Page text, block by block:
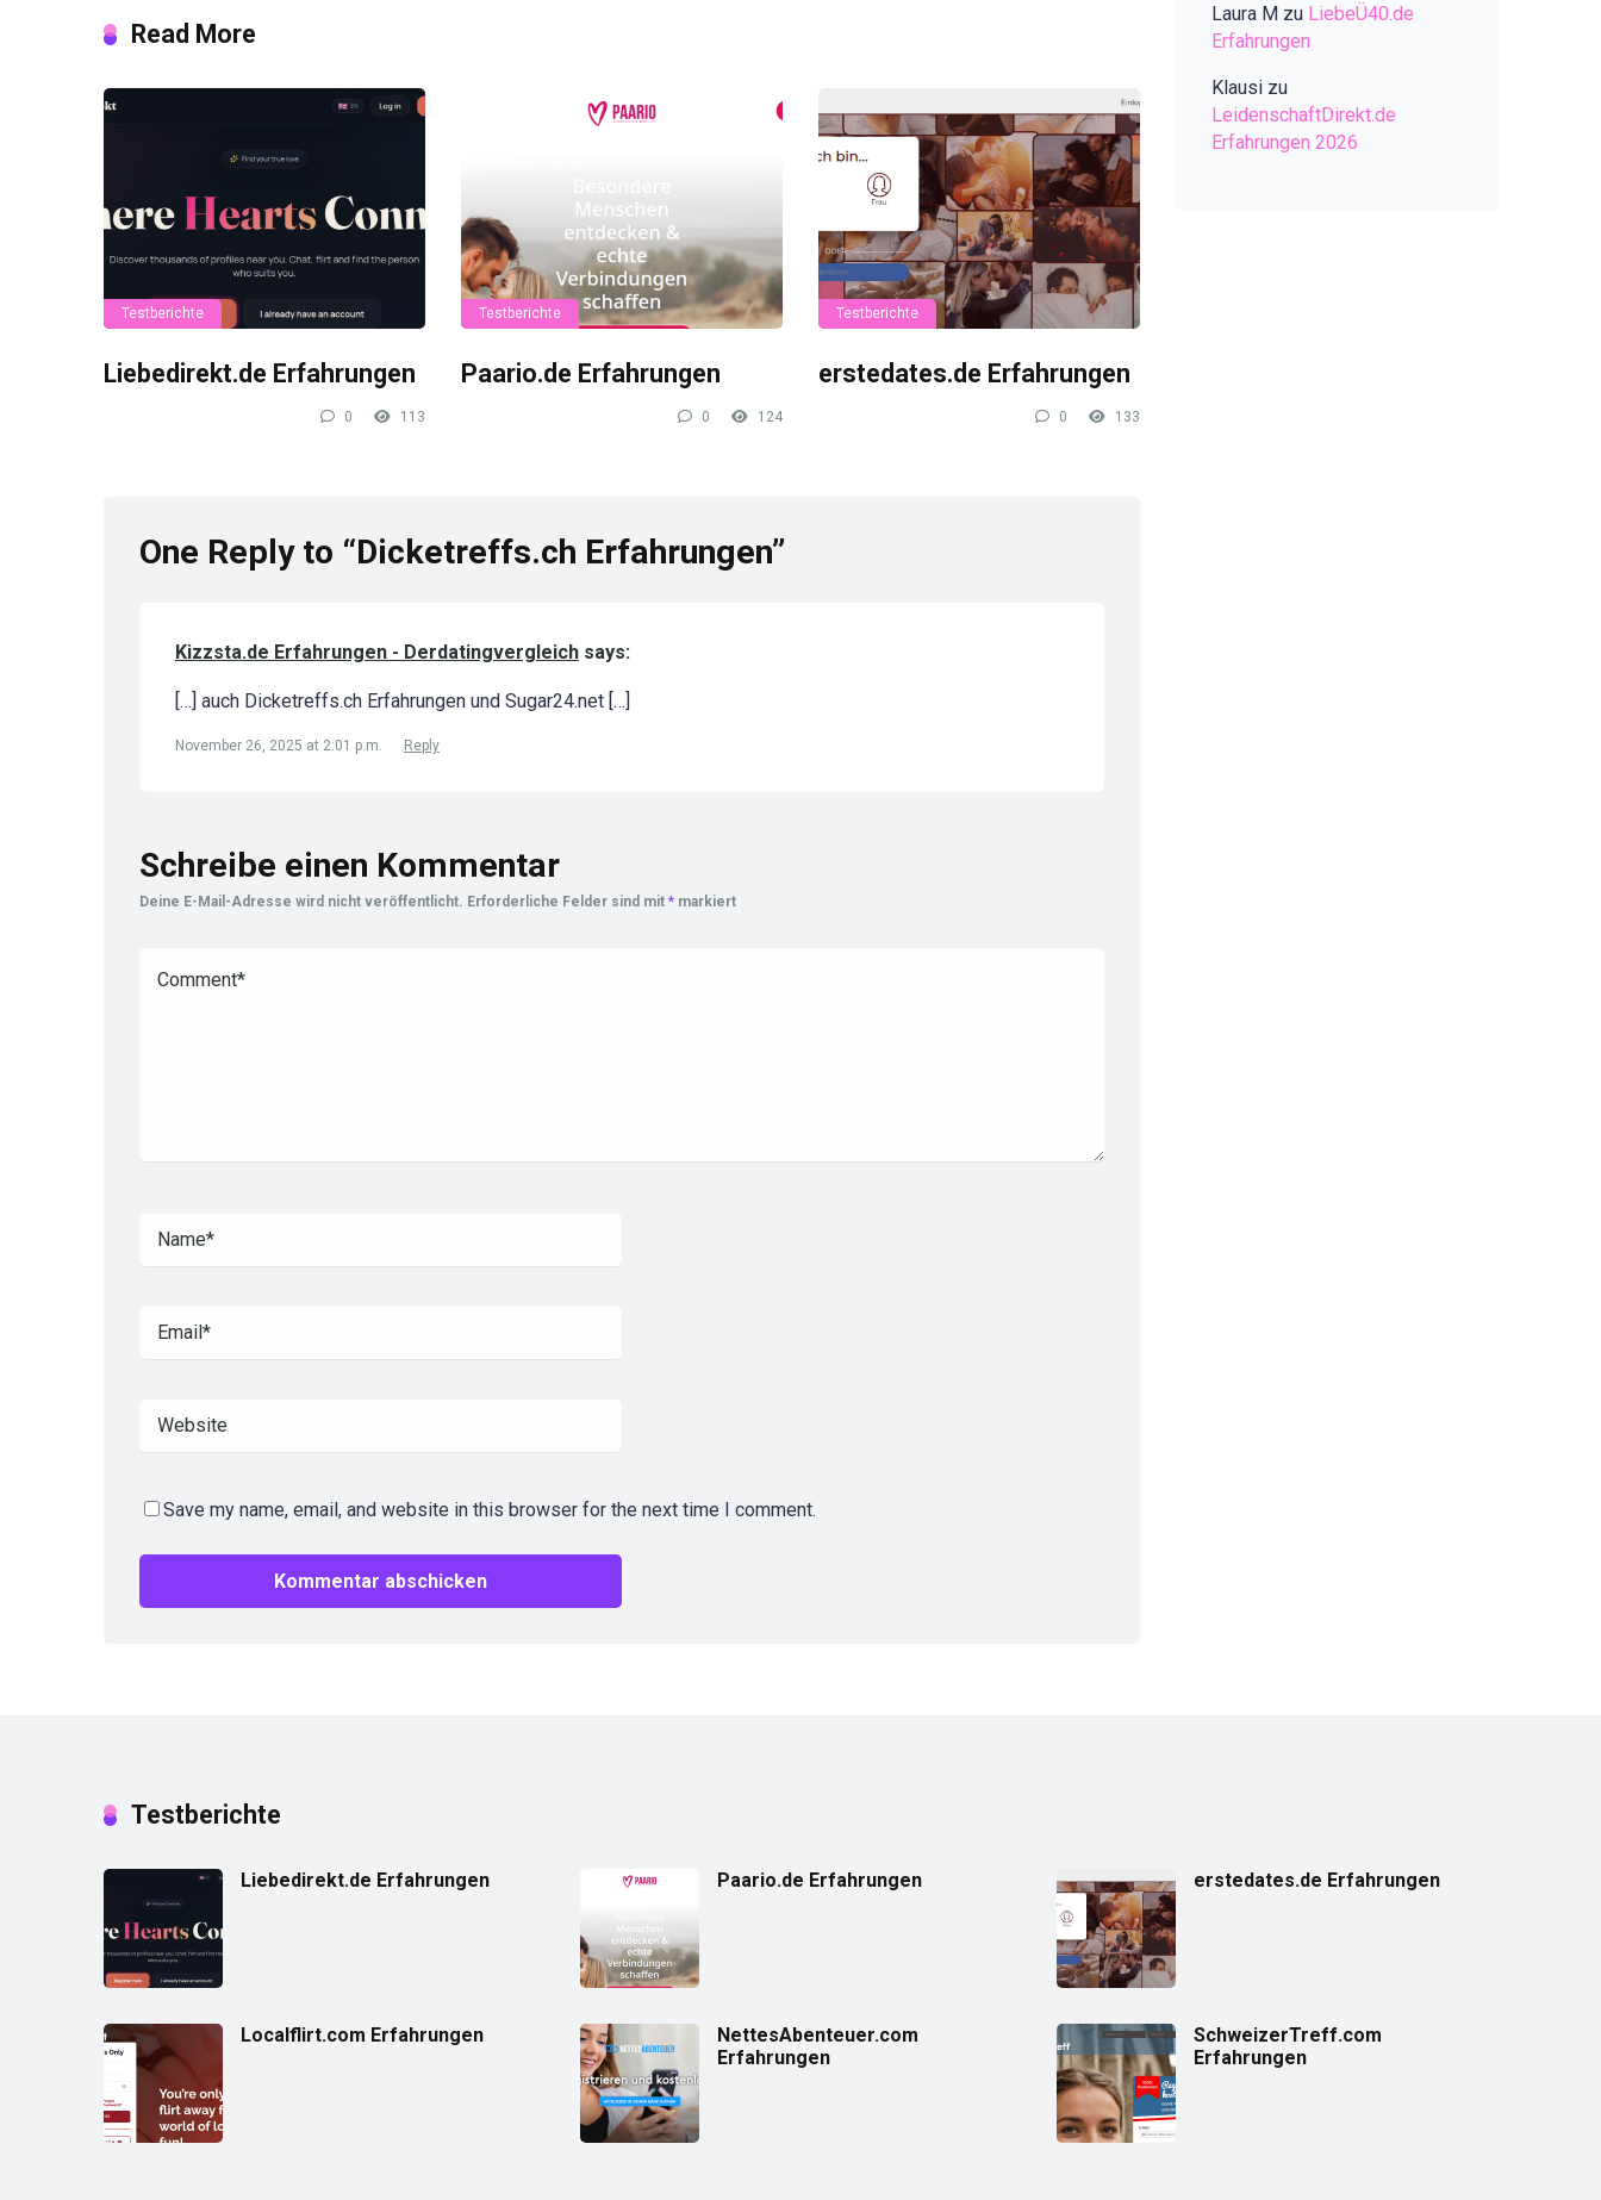
Read More
Testberichte
Liebedirekt.de Erfahrungen
0 113
Testberichte
Paario.de Erfahrungen
0 124
Testberichte
erstedates.de Erfahrungen
0 133
One Reply to “Dicketreffs.ch Erfahrungen”
Kizzsta.de Erfahrungen - Derdatingvergleich says:
[…] auch Dicketreffs.ch Erfahrungen und Sugar24.net […]
November 26, 2025 at 2:01 p.m. Reply
Schreibe einen Kommentar
Deine E-Mail-Adresse wird nicht veröffentlicht. Erforderliche Felder sind mit * markiert
Save my name, email, and website in this browser for the next time I comment.
Laura M zu LiebeÜ40.de
Erfahrungen
Klausi zu
LeidenschaftDirekt.de
Erfahrungen 2026
Testberichte
Liebedirekt.de Erfahrungen Paario.de Erfahrungen erstedates.de Erfahrungen
Localflirt.com Erfahrungen
NettesAbenteuer.com
Erfahrungen
SchweizerTreff.com
Erfahrungen